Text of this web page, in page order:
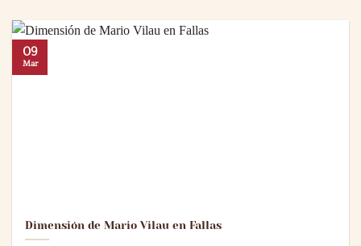
Dimensión de Mario Vilau en Fallas
09
Mar